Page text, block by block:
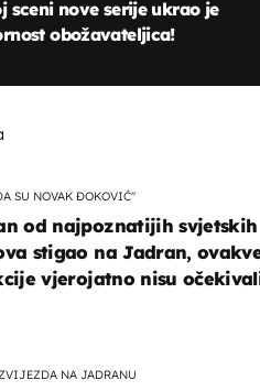
sceni nove serije ukrao je
obožavateljica!
SU NOVAK ĐOKOVIĆ"
od najpoznatijih svjetskih
stigao na Jadran,
vjerojatno nisu
NA JADRANU